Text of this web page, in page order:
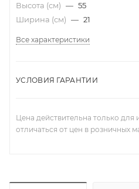
Высота (см) — 55
Ширина (см) — 21
Все характеристики
УСЛОВИЯ ГАРАНТИИ
Цена действительна только для
отличаться от цен в розничных